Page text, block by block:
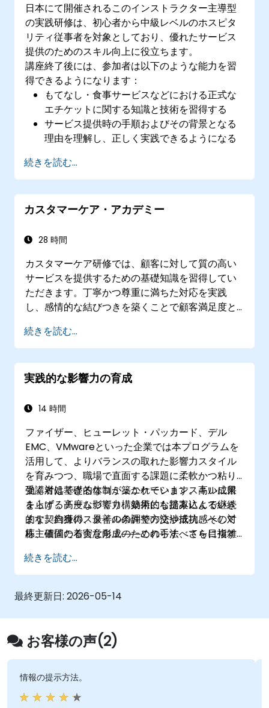
日本にて開催されるこのインストラクター主導型
の実践研修は、初心者から中級レベルのホスピタ
リティ従事者を対象としており、優れたサービス
提供のためのスキル向上に役立ちます。
講座終了後には、参加者は以下のような能力を習
得できるようになります：
もてなし・食事サービスなどにおける正式な
エチケットに関する知識と技術を習得する
サービス提供時の手順およびその背景となる
理由を理解し、正しく実践できるようになる
けるコミュニケーション力や人間関係構築能
力も高まる
さまざまな文化圏特有のエチケットや配慮す
べき点を理解し、どんなお客様にも適切で敬
予期せぬ事態や特殊な要望にも迅速かつプロ
続きを読む...
カスタマーケア・アカデミー
28 時間
カスタマーケア研修では、顧客に対して質の高い
サービスを提供するための基礎知識を習得してい
ただきます。丁寧かつ尊重に満ちた対応を実践
し、感情的な結びつきを築くことで顧客満足度と
ます。具体的にはコミュニケーションスキル、時
間管理術、問題解決のための手法や業界における
ベストプラクティスなど多岐にわたります。現実
の事例や演習を通じて顧客からの問い合わせや苦
す。本研修により受講者は様々な接点においてプ
が可能となり、結果として顧客体験全体の向上を
実現できます​。
続きを読む...
実践的な影響力の育成
14 時間
ファイザー、ヒューレット・パッカード、デル
EMC、VMwareといった企業では本プログラムを
活用して、よりバランスの取れた影響力スタイル
を育みつつ、職場で直面する課題に柔軟かつ粘り
強く対処できる体制が築かれています。高い成果
を上げるチームづくり、効果的な提案による継続
的な契約獲得、最善の条件での交渉成功、そして
株主価値の着実な向上――これらすべてを目指す
と戦略的整合性をもたらし、確かな成果へとつな
げるための強力なツールです。
受講者は基礎的なコミュニケーションスキルに留
まらず、高度な影響力構築術にも踏み込んでいき
ます。自身のスタイルの調整方法や抵抗感への対
応、確固たる合意形成のための手法、さらに複雑
などを習得していきます。
続きを読む...
最終更新日: 2026-05-14
お客様の声(2)
情報の提示方法。